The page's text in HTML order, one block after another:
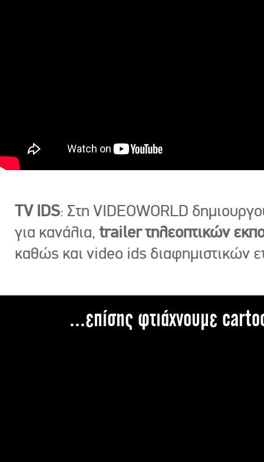
TV IDS: Στη VIDEOWORLD
για κανάλια, trailer τηλεοπτικών
καθώς και video ids διαφημιστικών
...επίσης φτιάχνουμε